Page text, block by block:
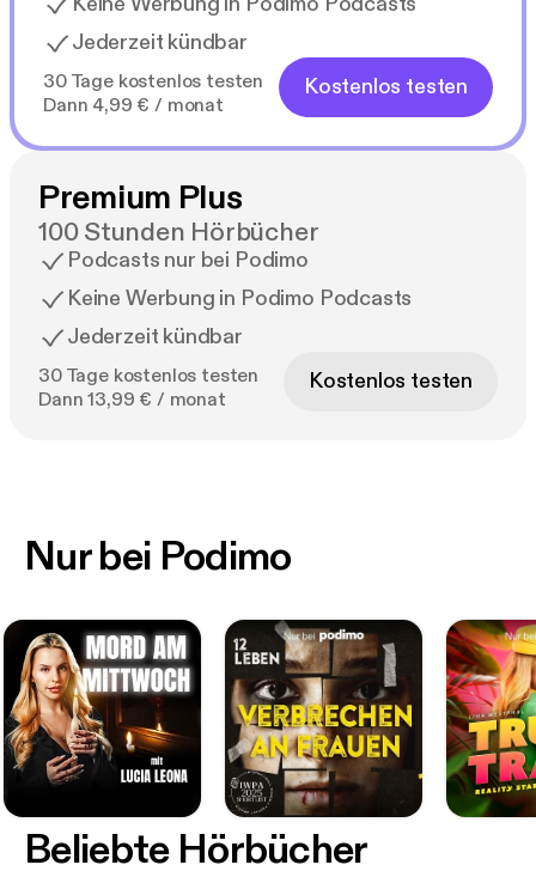
Jederzeit kündbar
30 Tage kostenlos testen
Dann 4,99 € / monat
Kostenlos testen
Premium Plus
100 Stunden Hörbücher
Podcasts nur bei Podimo
Keine Werbung in Podimo Podcasts
Jederzeit kündbar
30 Tage kostenlos testen
Dann 13,99 € / monat
Kostenlos testen
Nur bei Podimo
Beliebte Hörbücher